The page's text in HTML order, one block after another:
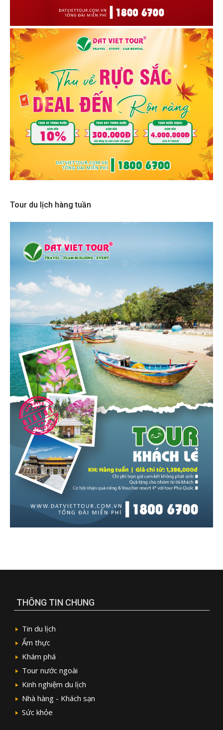
Tour du lịch hàng tuần
THÔNG TIN CHUNG
Tin du lịch
Ẩm thực
Khám phá
Tour nước ngoài
Kinh nghiệm du lịch
Nhà hàng - Khách sạn
Sức khỏe